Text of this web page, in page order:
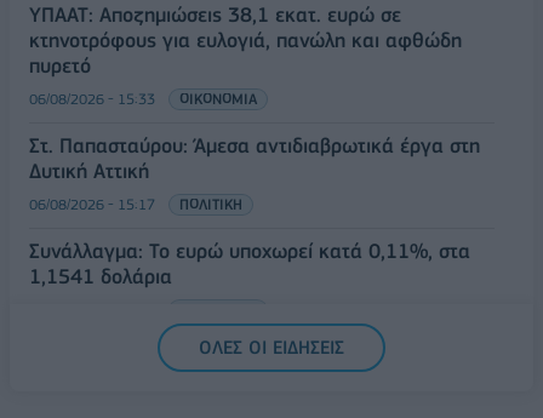
ΥΠΑΑΤ: Αποζημιώσεις 38,1 εκατ. ευρώ σε
κτηνοτρόφους για ευλογιά, πανώλη και αφθώδη
πυρετό
06/08/2026 - 15:33 ΟΙΚΟΝΟΜΙΑ
Στ. Παπασταύρου: Άμεσα αντιδιαβρωτικά έργα στη
Δυτική Αττική
06/08/2026 - 15:17 ΠΟΛΙΤΙΚΗ
Συνάλλαγμα: Το ευρώ υποχωρεί κατά 0,11%, στα
1,1541 δολάρια
ΟΛΕΣ ΟΙ ΕΙΔΗΣΕΙΣ